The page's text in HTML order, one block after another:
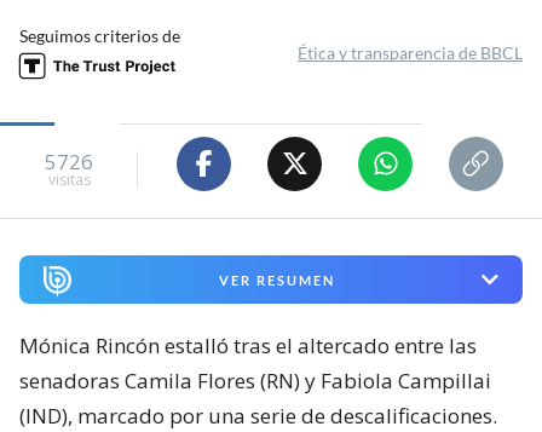
Seguimos criterios de
Ética y transparencia de BBCL
5726
visitas
VER RESUMEN
Mónica Rincón estalló tras el altercado entre las
senadoras Camila Flores (RN) y Fabiola Campillai
(IND), marcado por una serie de descalificaciones.